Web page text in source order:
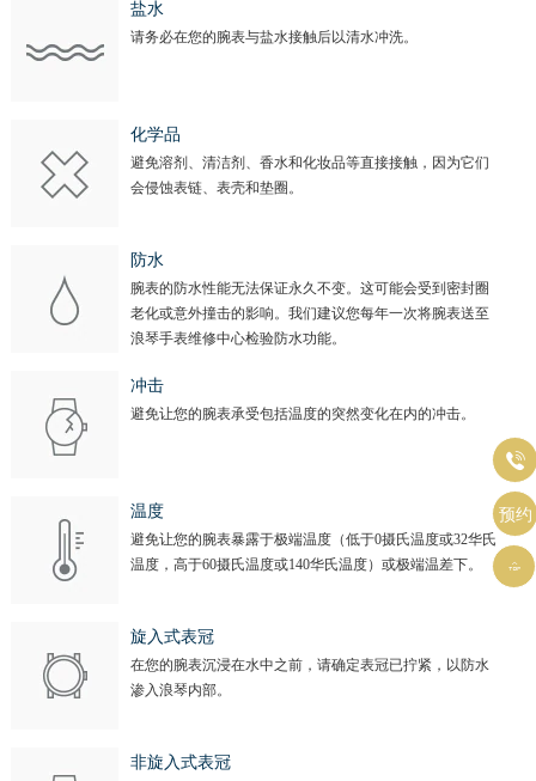
盐水
请务必在您的腕表与盐水接触后以清水冲洗。
化学品
避免溶剂、清洁剂、香水和化妆品等直接接触，因为它们
会侵蚀表链、表壳和垫圈。
防水
腕表的防水性能无法保证永久不变。这可能会受到密封圈
老化或意外撞击的影响。我们建议您每年一次将腕表送至
浪琴手表维修中心检验防水功能。
冲击
避免让您的腕表承受包括温度的突然变化在内的冲击。
温度
避免让您的腕表暴露于极端温度（低于0摄氏温度或32华氏
温度，高于60摄氏温度或140华氏温度）或极端温差下。
旋入式表冠
在您的腕表沉浸在水中之前，请确定表冠已拧紧，以防水
渗入浪琴内部。
非旋入式表冠

预约
